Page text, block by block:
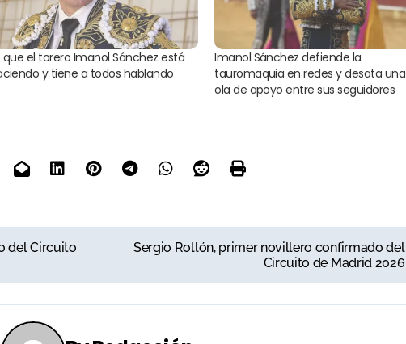
que el torero Imanol Sánchez está
y tiene a todos hablando
Imanol Sánchez defiende la
tauromaquia en redes y desata una
ola de apoyo entre sus seguidores
del Circuito
Sergio Rollón, primer novillero confirmado del
Circuito de Madrid 2026